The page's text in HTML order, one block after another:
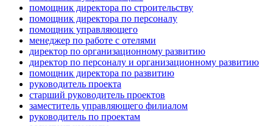
помощник директора по строительству
помощник директора по персоналу
помощник управляющего
менеджер по работе с отелями
директор по организационному развитию
директор по персоналу и организационному развитию
помощник директора по развитию
руководитель проекта
старший руководитель проектов
заместитель управляющего филиалом
руководитель по проектам